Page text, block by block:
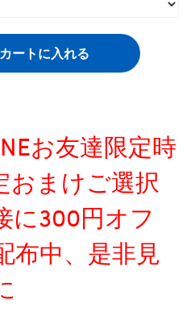
カートに入れる
お友達限定時
おまけご選択
に300円オフ
布中、是非見